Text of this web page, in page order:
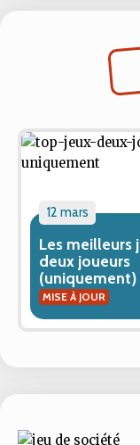
12 mars
Les meilleurs
deux joueurs
(uniquement)
MISE À JOUR